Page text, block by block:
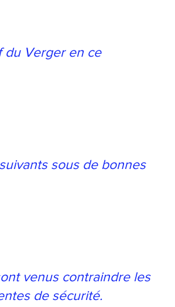
du Verger en ce
sous de bonnes
venus contraindre les
de sécurité.